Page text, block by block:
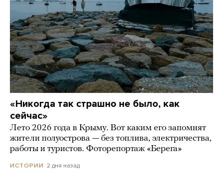
«Никогда так страшно не было, как
сейчас»
Лето 2026 года в Крыму. Вот каким его запомнят
жители полуострова — без топлива, электричества,
работы и туристов. Фоторепортаж «Берега»
ИСТОРИИ 2 дня назад